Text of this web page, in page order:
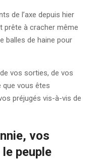
de l’axe depuis hier
prête à cracher même
balles de haine pour
vos sorties, de vos
vous êtes
préjugés vis-à-vis de
vos
peuple